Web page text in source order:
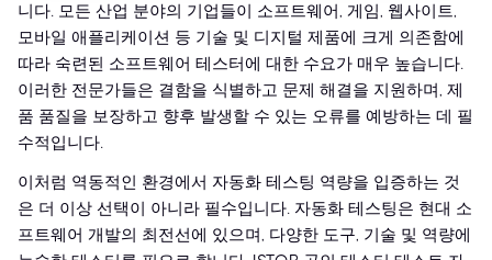
니다. 모든 산업 분야의 기업들이 소프트웨어, 게임, 웹사이트,
모바일 애플리케이션 등 기술 및 디지털 제품에 크게 의존함에
따라 숙련된 소프트웨어 테스터에 대한 수요가 매우 높습니다.
이러한 전문가들은 결함을 식별하고 문제 해결을 지원하며, 제
품 품질을 보장하고 향후 발생할 수 있는 오류를 예방하는 데 필
수적입니다.
이처럼 역동적인 환경에서 자동화 테스팅 역량을 입증하는 것
은 더 이상 선택이 아니라 필수입니다. 자동화 테스팅은 현대 소
프트웨어 개발의 최전선에 있으며, 다양한 도구, 기술 및 역량에